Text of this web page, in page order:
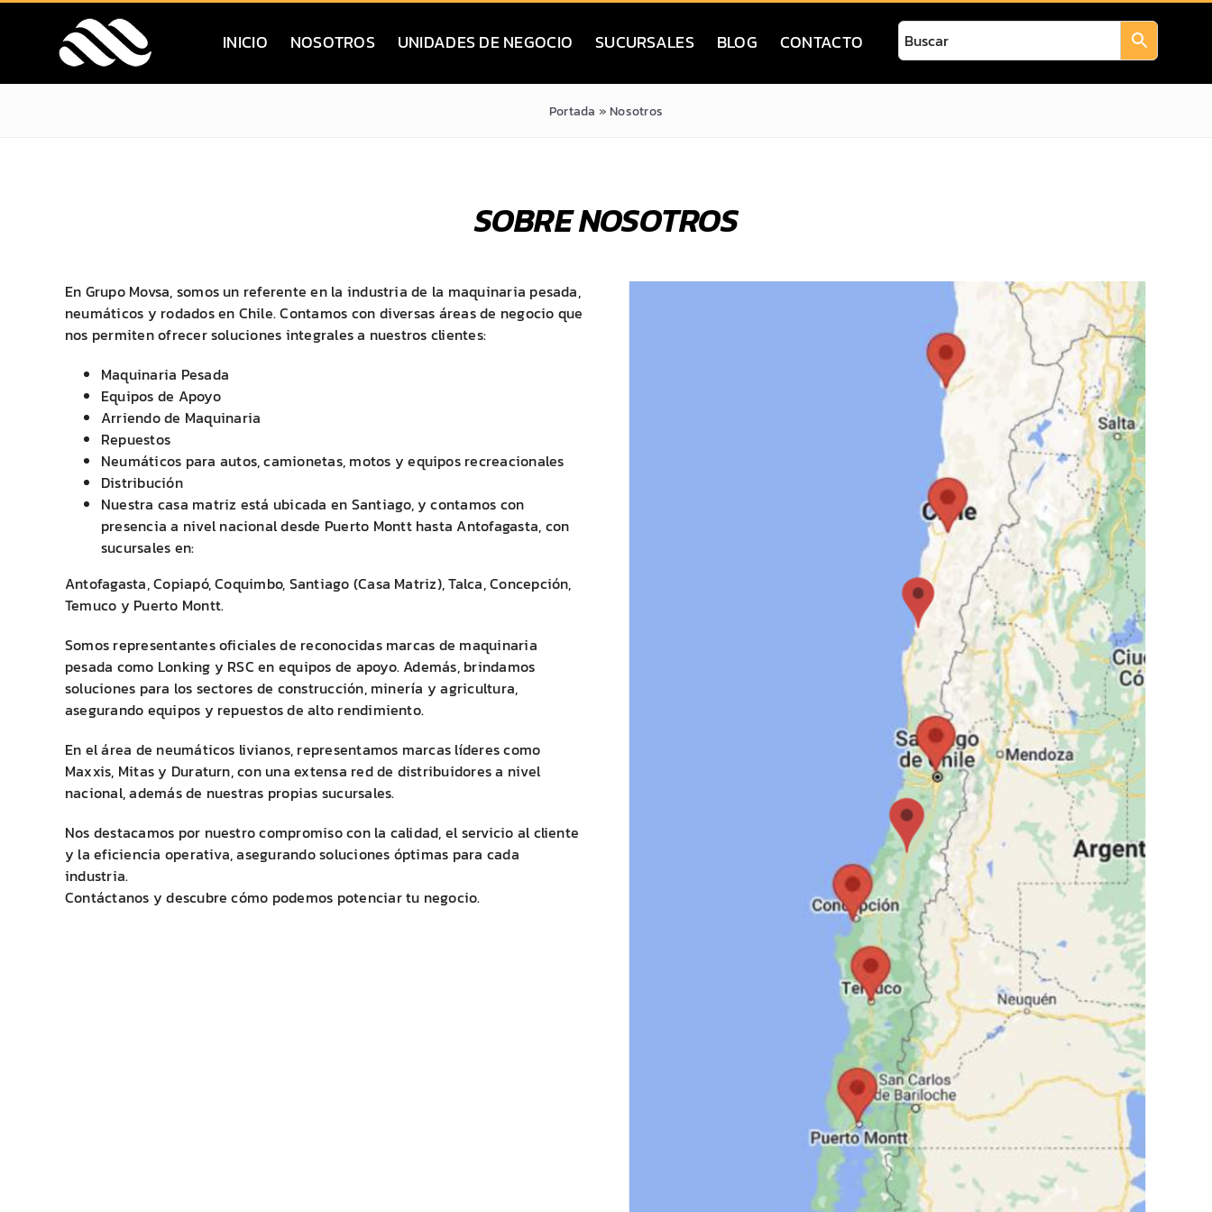
Saltar
contenido
INICIO NOSOTROS UNIDADES DE NEGOCIO SUCURSALES BLOG CONTACTO
Portada » Nosotros
SOBRE NOSOTROS
En Grupo Movsa, somos un referente en la industria de la maquinaria pesada,
neumáticos y rodados en Chile. Contamos con diversas áreas de negocio que
nos permiten ofrecer soluciones integrales a nuestros clientes:
Maquinaria Pesada
Equipos de Apoyo
Arriendo de Maquinaria
Repuestos
Neumáticos para autos, camionetas, motos y equipos recreacionales
Distribución
Nuestra casa matriz está ubicada en Santiago, y contamos con
presencia a nivel nacional desde Puerto Montt hasta Antofagasta, con
sucursales en:
Antofagasta, Copiapó, Coquimbo, Santiago (Casa Matriz), Talca, Concepción,
Temuco y Puerto Montt.
Somos representantes oficiales de reconocidas marcas de maquinaria
pesada como Lonking y RSC en equipos de apoyo. Además, brindamos
soluciones para los sectores de construcción, minería y agricultura,
asegurando equipos y repuestos de alto rendimiento.
En el área de neumáticos livianos, representamos marcas líderes como
Maxxis, Mitas y Duraturn, con una extensa red de distribuidores a nivel
nacional, además de nuestras propias sucursales.
Nos destacamos por nuestro compromiso con la calidad, el servicio al cliente
y la eficiencia operativa, asegurando soluciones óptimas para cada
industria.
Contáctanos y descubre cómo podemos potenciar tu negocio.